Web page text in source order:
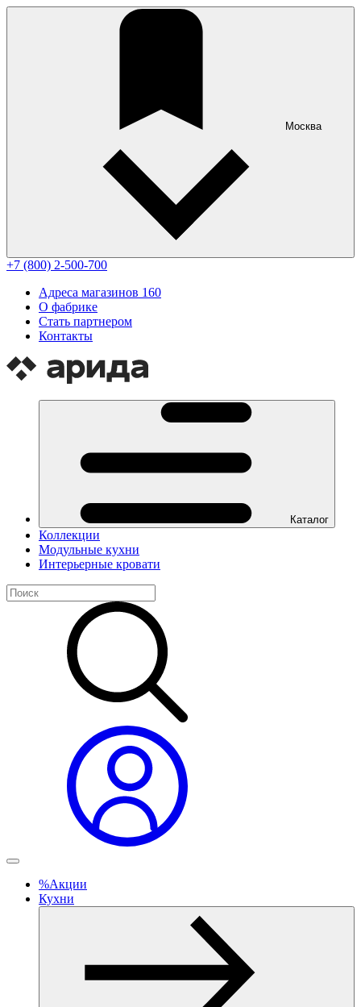
Москва
+7 (800) 2-500-700
Адреса магазинов 160
О фабрике
Стать партнером
Контакты
Каталог
Коллекции
Модульные кухни
Интерьерные кровати
%Акции
Кухни